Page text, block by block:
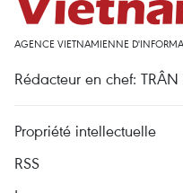
AGENCE VIETNAMIENNE
Rédacteur en chef:
Propriété intellectuelle
RSS